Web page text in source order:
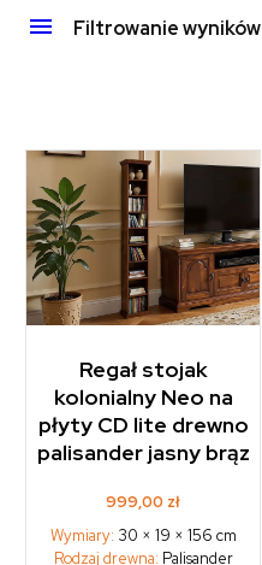
Filtrowanie wyników
Regał stojak
kolonialny Neo na
płyty CD lite drewno
palisander jasny brąz
999,00 zł
Wymiary: 30 × 19 × 156 cm
Rodzaj drewna: Palisander